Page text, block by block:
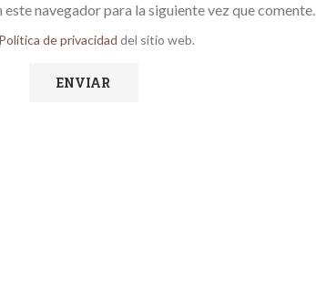
navegador para la siguiente vez que comente.
Política de privacidad del sitio web.